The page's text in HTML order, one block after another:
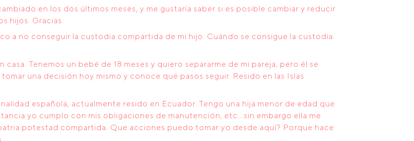
en los dos últimos meses, y me gustaría saber si es posible cambiar y reducir
hijos. Gracias.
a no conseguir la custodia compartida de mi hijo. Cuándo se consigue la custodia
Tenemos un bebé de 18 meses y quiero separarme de mi pareja, pero él se
una decisión hoy mismo y conoce qué pasos seguir. Resido en las Islas
española, actualmente resido en Ecuador. Tengo una hija menor de edad que
yo cumplo con mis obligaciones de manutención, etc...sin embargo ella me
potestad compartida. Que acciones puedo tomar yo desde aquí? Porque hace